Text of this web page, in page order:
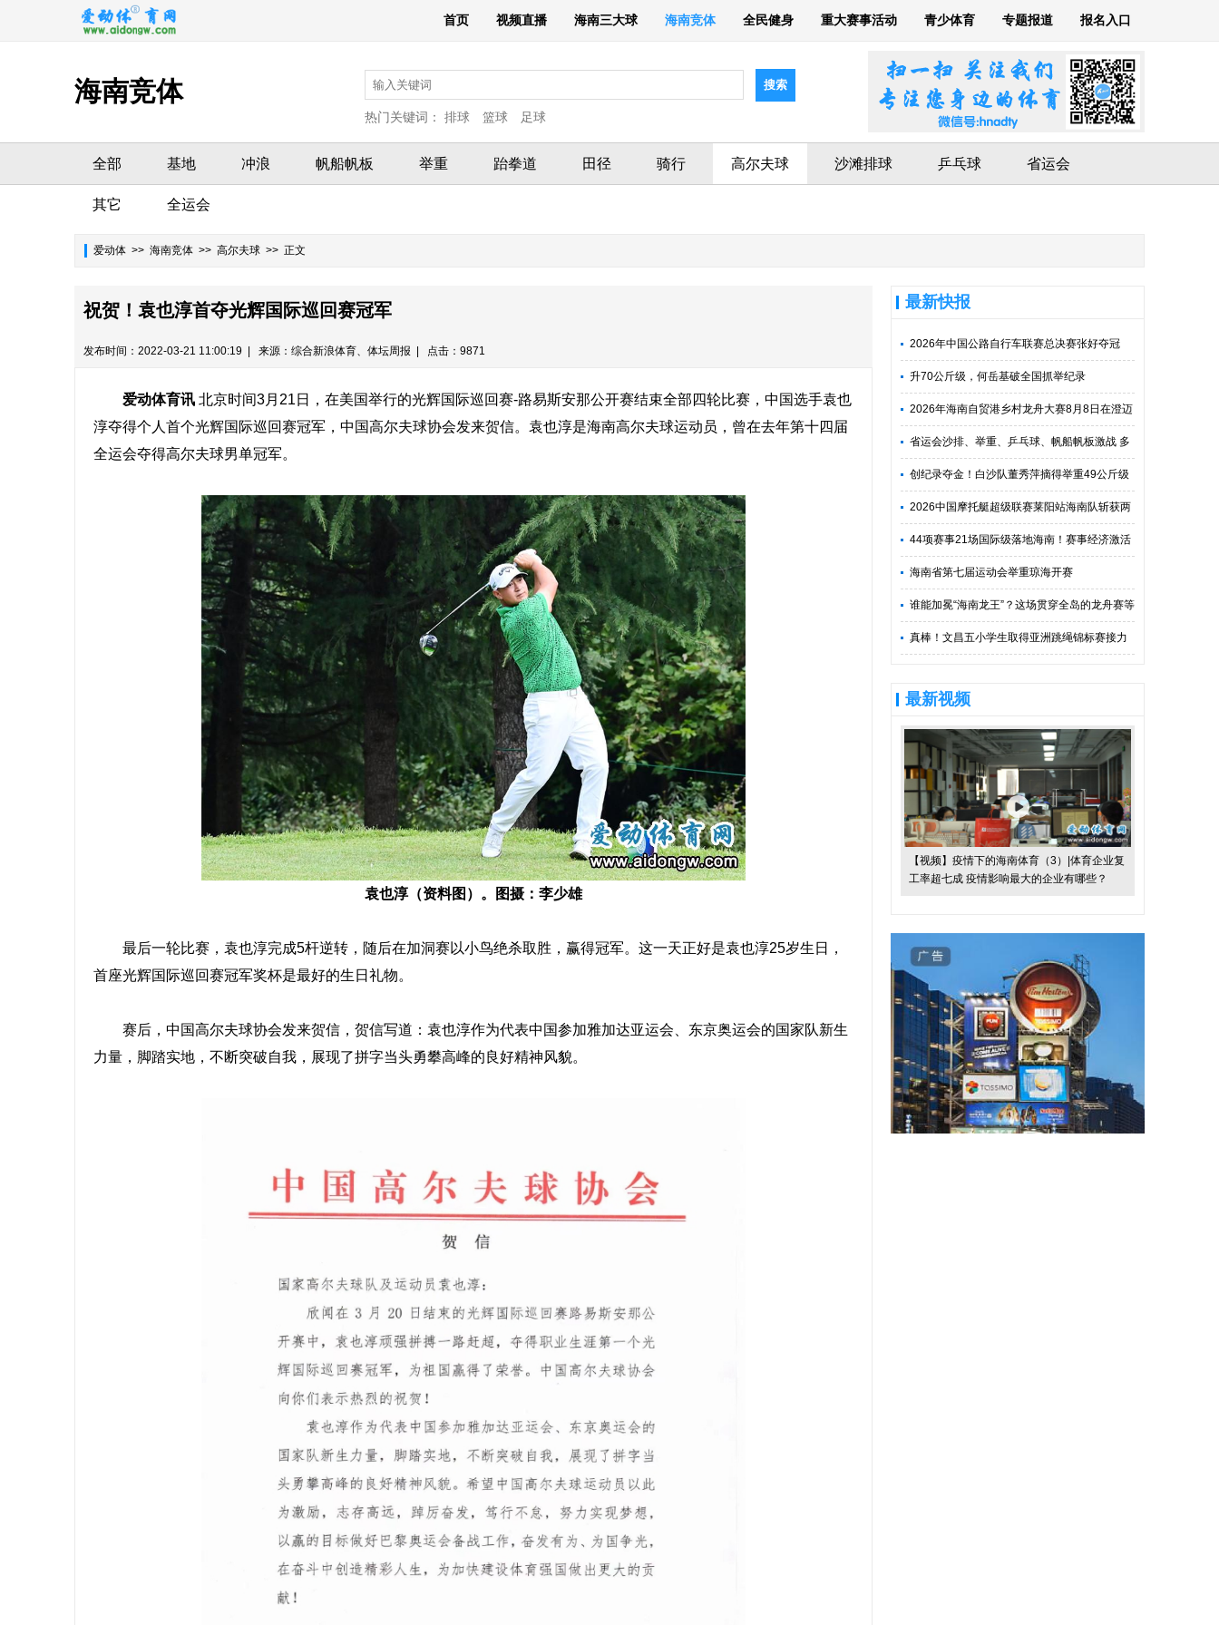
首页 视频直播 海南三大球 海南竞体 全民健身 重大赛事活动 青少体育 专题报道 报名入口
海南竞体
热门关键词： 排球 篮球 足球
全部 基地 冲浪 帆船帆板 举重 跆拳道 田径 骑行 高尔夫球 沙滩排球 乒乓球 省运会
其它 全运会
爱动体 >> 海南竞体 >> 高尔夫球 >> 正文
祝贺！袁也淳首夺光辉国际巡回赛冠军
发布时间：2022-03-21 11:00:19 | 来源：综合新浪体育、体坛周报 | 点击：9871
爱动体育讯 北京时间3月21日，在美国举行的光辉国际巡回赛-路易斯安那公开赛结束全部四轮比赛，中国选手袁也
淳夺得个人首个光辉国际巡回赛冠军，中国高尔夫球协会发来贺信。袁也淳是海南高尔夫球运动员，曾在去年第十四届
全运会夺得高尔夫球男单冠军。
袁也淳（资料图）。图摄：李少雄
最后一轮比赛，袁也淳完成5杆逆转，随后在加洞赛以小鸟绝杀取胜，赢得冠军。这一天正好是袁也淳25岁生日，
首座光辉国际巡回赛冠军奖杯是最好的生日礼物。
赛后，中国高尔夫球协会发来贺信，贺信写道：袁也淳作为代表中国参加雅加达亚运会、东京奥运会的国家队新生
力量，脚踏实地，不断突破自我，展现了拼字当头勇攀高峰的良好精神风貌。
最新快报
2026年中国公路自行车联赛总决赛张好夺冠
升70公斤级，何岳基破全国抓举纪录
2026年海南自贸港乡村龙舟大赛8月8日在澄迈
启幕
省运会沙排、举重、乒乓球、帆船帆板激战 多
个项目冠军产生
创纪录夺金！白沙队董秀萍摘得举重49公斤级
桂冠
2026中国摩托艇超级联赛莱阳站海南队斩获两
项冠军
44项赛事21场国际级落地海南！赛事经济激活
自贸港文体旅消费新动能
海南省第七届运动会举重琼海开赛
谁能加冕“海南龙王”？这场贯穿全岛的龙舟赛等
你来战！
真棒！文昌五小学生取得亚洲跳绳锦标赛接力
最新视频
【视频】疫情下的海南体育（3）|体育企业复
工率超七成 疫情影响最大的企业有哪些？